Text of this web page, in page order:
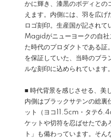
かに輝き、漆黒のボディとの
えます。内側には、羽を広
ロゴ刻印。生産国が記されて
Magidがニューヨークの自社
た時代のプロダクトである証
を保証していた、当時のブラ
ルな刻印に込められています。
■ 時代背景を感じさせる、美
内側はブラックサテンの総裏
ット（ヨコ11.5cm・タテ
ケットや切符を忍ばせたで
ト」も備わっています。そ